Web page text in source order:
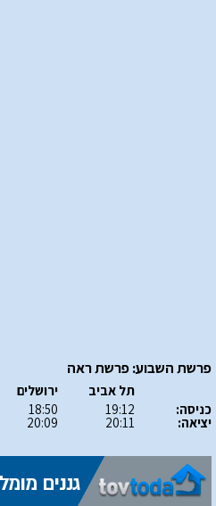
פרשת השבוע: פרשת ראה
כניסה:
יציאה:
תל אביב
19:12
20:11
ירושלים
18:50
20:09